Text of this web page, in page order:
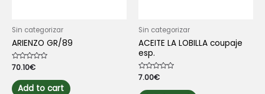
Sin categorizar
ARIENZO GR/89
Rated
0
out
of
5
70.10€
Add to cart
Sin categorizar
ACEITE LA LOBILLA coupaje
esp.
Rated
0
out
7.00€